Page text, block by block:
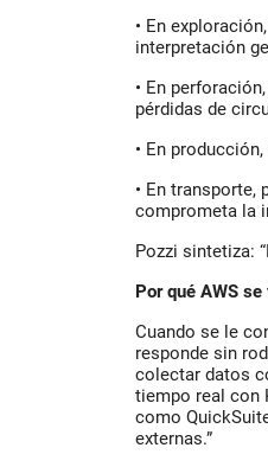
• En
interpretación
• En
pérdidas de
• En
• En transporte,
comprometa la
Pozzi sintetiza:
Por qué AWS
Cuando se le
responde sin
colectar datos
tiempo real con
como
externas.”